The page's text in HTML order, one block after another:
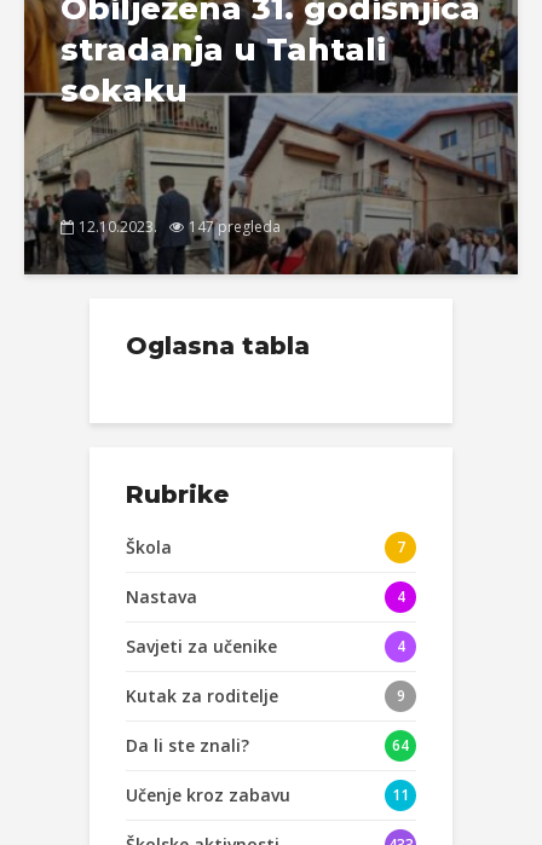
Obilježena 31. godišnjica
stradanja u Tahtali
sokaku
12.10.2023. 147 pregleda
Oglasna tabla
Rubrike
Škola 7
Nastava 4
Savjeti za učenike 4
Kutak za roditelje 9
Da li ste znali? 64
Učenje kroz zabavu 11